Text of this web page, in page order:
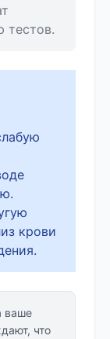
тестов.
крови
ваше
что